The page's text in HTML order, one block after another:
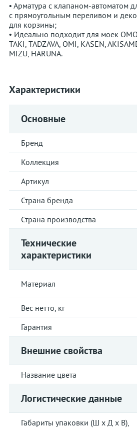
• Арматура с клапаном-автоматом
с прямоугольным переливом и
для корзины;
• Идеально подходит для моек
TAKI, TADZAVA, OMI, KASEN,
MIZU, HARUNA.
Характеристики
Основные
Бренд
Коллекция
Артикул
Страна бренда
Страна производства
Технические
характеристики
Материал
Вес нетто, кг
Гарантия
Внешние свойства
Название цвета
Логистические данные
Габариты упаковки (Ш х Д х В),